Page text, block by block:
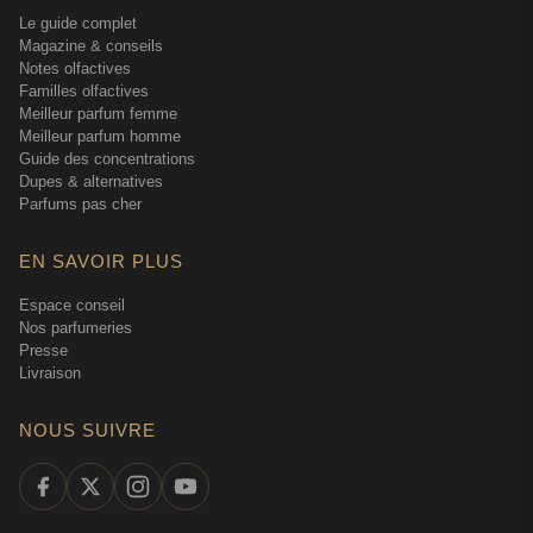
Un des grands atouts du Cheek Pop™, c'est sa facilité
d'usage qui en fait un allié des débutantes comme des
expertes. Le produit se travaille aussi bien avec un pinceau
blush classique qu'avec une éponge ou même les doigts
pour un effet plus naturel. Cette polyvalence d'application
permet d'adapter l'intensité selon l'occasion : quelques
tapotements légers pour un effet discret le jour, un travail
La tenue remarquable de ce blush évite les retouches en
cours de journée. Même sur les peaux mixtes à grasses, la
couleur reste présente sans virer ni s'estomper de façon
inégale. Cette longévité s'explique par l'adhérence
optimale de la formule qui résiste aux frottements légers et
très peu de retours négatifs sur la tenue — c'est
suffisamment rare pour être souligné dans le domaine des
blushs.
Le guide complet
Magazine & conseils
Notes olfactives
Familles olfactives
Meilleur parfum femme
Meilleur parfum homme
Guide des concentrations
Dupes & alternatives
Parfums pas cher
EN SAVOIR PLUS
Espace conseil
Nos parfumeries
Presse
Livraison
NOUS SUIVRE